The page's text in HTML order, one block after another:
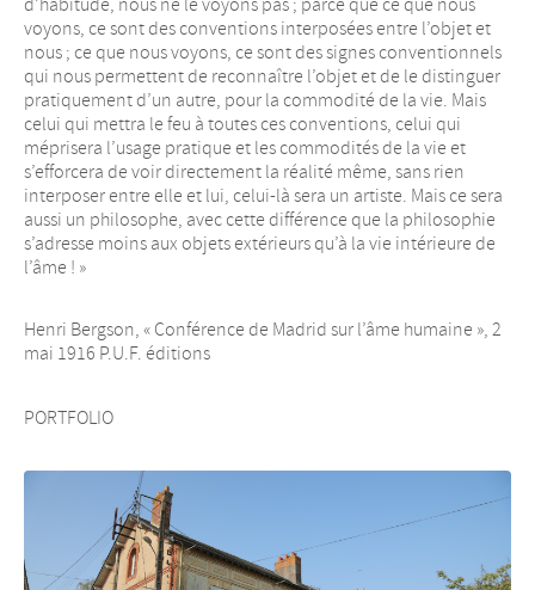
voyons, ce sont des conventions interposées entre l’objet et
nous ; ce que nous voyons, ce sont des signes conventionnels
qui nous permettent de reconnaître l’objet et de le distinguer
pratiquement d’un autre, pour la commodité de la vie. Mais
celui qui mettra le feu à toutes ces conventions, celui qui
méprisera l’usage pratique et les commodités de la vie et
s’efforcera de voir directement la réalité même, sans rien
interposer entre elle et lui, celui-là sera un artiste. Mais ce sera
aussi un philosophe, avec cette différence que la philosophie
s’adresse moins aux objets extérieurs qu’à la vie intérieure de
l’âme ! »
Henri Bergson, « Conférence de Madrid sur l’âme humaine », 2
mai 1916 P.U.F. éditions
PORTFOLIO